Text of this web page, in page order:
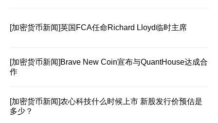
[加密货币新闻]英国FCA任命Richard Lloyd临时主席
[加密货币新闻] Brave New Coin宣布与QuantHouse达成合
作
[加密货币新闻]农心科技什么时候上市 新股发行价预估是
多少？